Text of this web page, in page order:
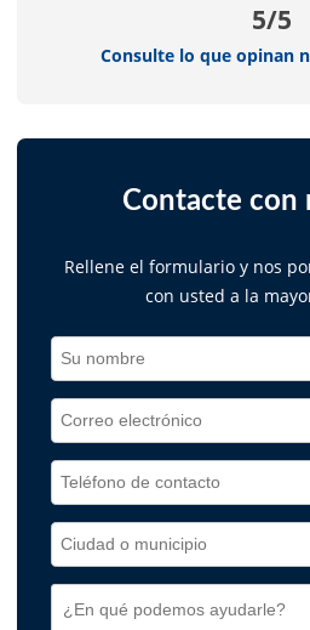
5/5
Consulte lo que opinan
Contacte con
Rellene el formulario y nos
con usted a la